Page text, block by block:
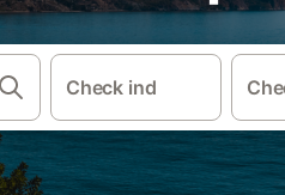
Check ind